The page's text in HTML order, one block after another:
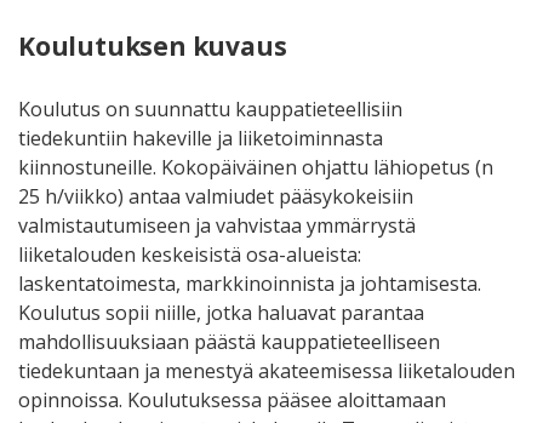
Koulutuksen kuvaus
Koulutus on suunnattu kauppatieteellisiin
tiedekuntiin hakeville ja liiketoiminnasta
kiinnostuneille. Kokopäiväinen ohjattu lähiopetus (n
25 h/viikko) antaa valmiudet pääsykokeisiin
valmistautumiseen ja vahvistaa ymmärrystä
liiketalouden keskeisistä osa-alueista:
laskentatoimesta, markkinoinnista ja johtamisesta.
Koulutus sopii niille, jotka haluavat parantaa
mahdollisuuksiaan päästä kauppatieteelliseen
tiedekuntaan ja menestyä akateemisessa liiketalouden
opinnoissa. Koulutuksessa pääsee aloittamaan